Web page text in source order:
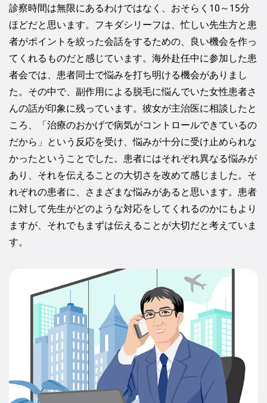
診察時間は無限にあるわけではなく、おそらく10～15分
ほどだと思います。フキダシリーフは、忙しい先生方と患
者がポイントを絞った会話をするための、良い機会を作っ
てくれるものだと感じています。海外赴任中に参加した患
者会では、患者同士で悩みを打ち明ける機会がありまし
た。その中で、副作用による脱毛に悩んでいた女性患者さ
んの話が印象に残っています。彼女が主治医に相談したと
ころ、「治療のおかげで病気がコントロールできているの
だから」という反応を受け、悩みが十分に受け止められな
かったということでした。患者にはそれぞれ異なる悩みが
あり、それを伝えることの大切さを改めて感じました。そ
れぞれの患者に、さまざまな悩みがあると思います。患者
に対して先生がどのような対応をしてくれるのかにもより
ますが、それでもまずは伝えることが大切だと考えていま
す。